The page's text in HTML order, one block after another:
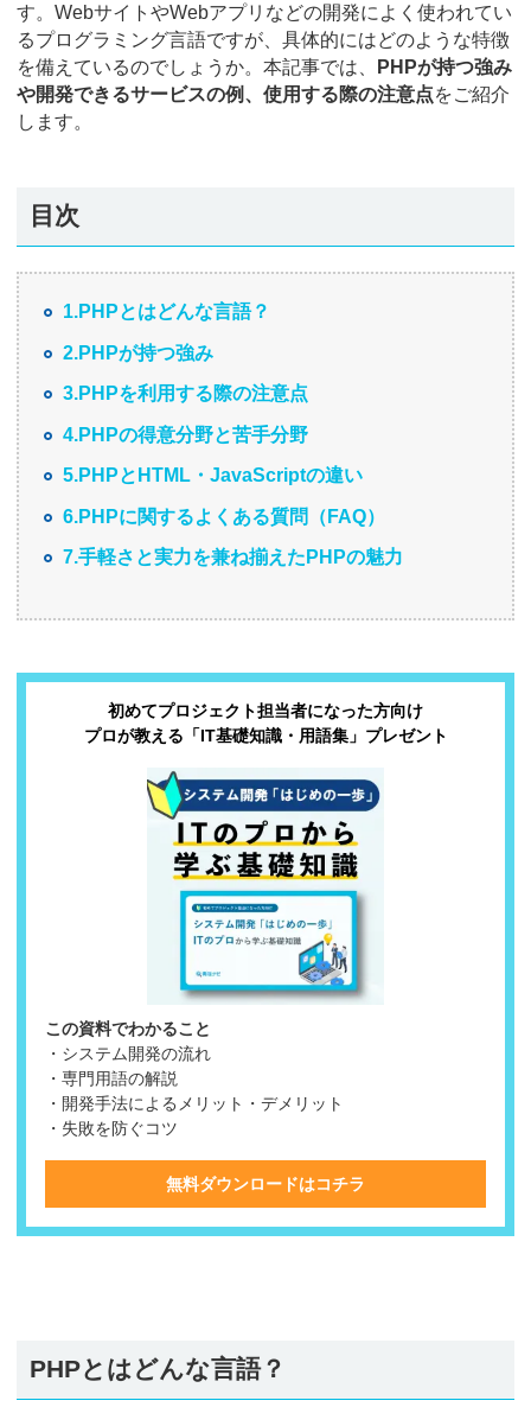
す。WebサイトやWebアプリなどの開発によく使われてい
るプログラミング言語ですが、具体的にはどのような特徴
を備えているのでしょうか。本記事では、
PHPが持つ強み
や開発できるサービスの例、使用する際の注意点をご紹介
します。
目次
1.PHPとはどんな言語？
2.PHPが持つ強み
3.PHPを利用する際の注意点
4.PHPの得意分野と苦手分野
5.PHPとHTML・JavaScriptの違い
6.PHPに関するよくある質問（FAQ）
7.手軽さと実力を兼ね揃えたPHPの魅力
初めてプロジェクト担当者になった方向け
プロが教える「IT基礎知識・用語集」プレゼント
この資料でわかること
・システム開発の流れ
・専門用語の解説
・開発手法によるメリット・デメリット
・失敗を防ぐコツ
無料ダウンロードはコチラ
PHPとはどんな言語？